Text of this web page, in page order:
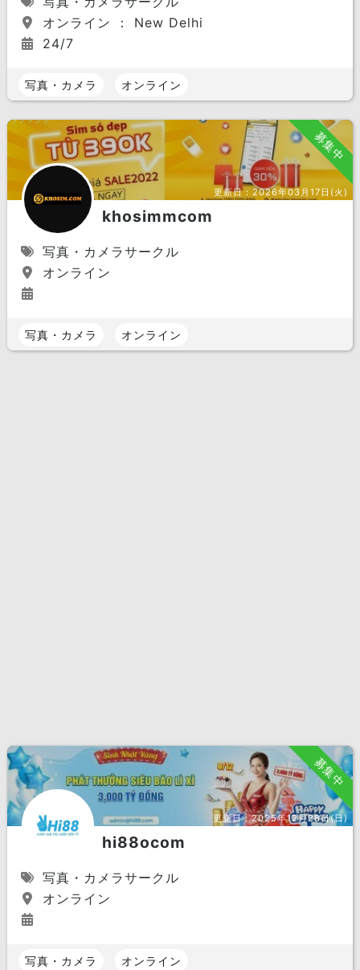
オンライン ： New Delhi
24/7
写真・カメラ オンライン
募集中
更新日：2026年03月17日(火)
khosimmcom
写真・カメラサークル
オンライン
写真・カメラ オンライン
募集中
更新日：2025年12月28日(日)
hi88ocom
写真・カメラサークル
オンライン
写真・カメラ オンライン